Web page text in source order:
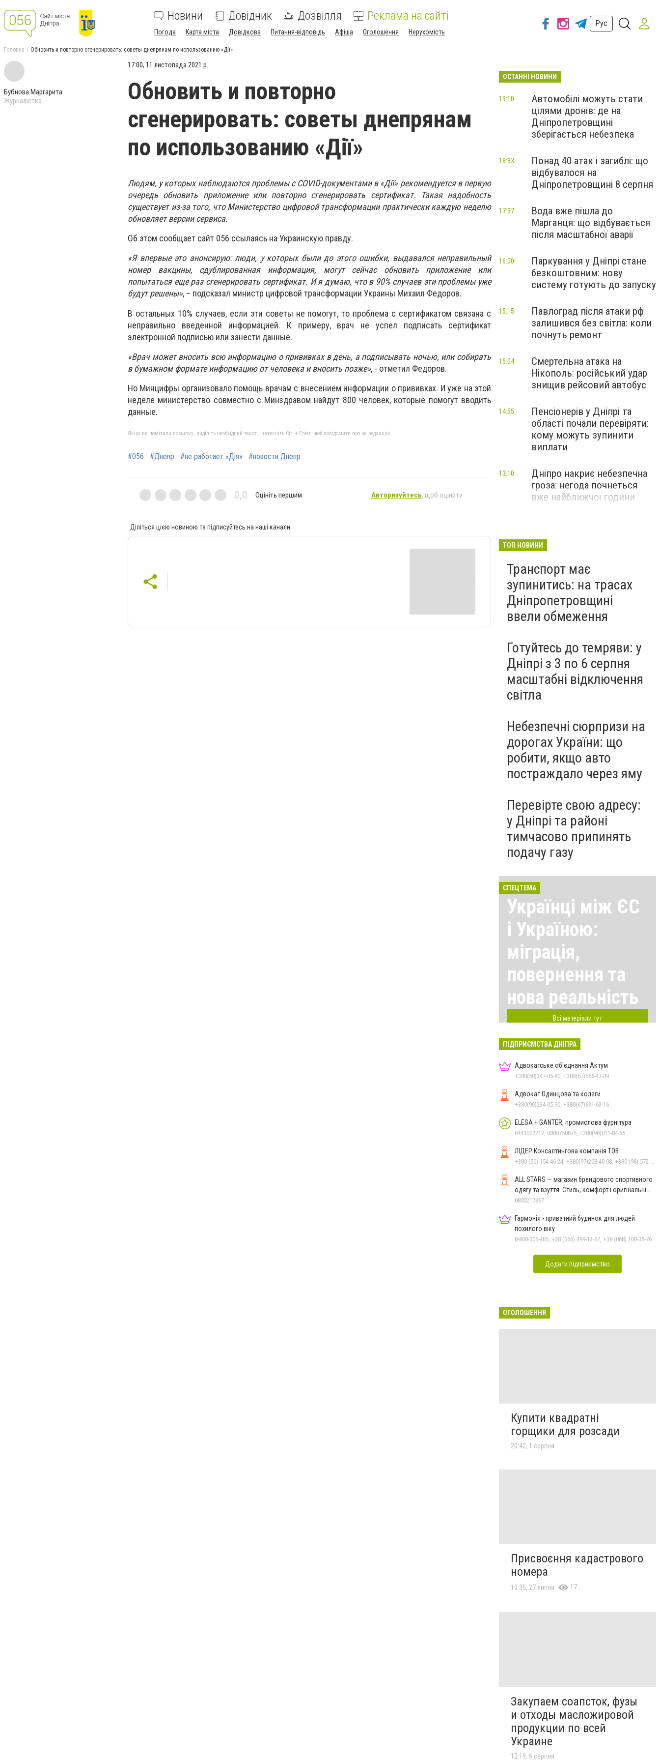
Новини Довідник Дозвілля Реклама на сайті
Погода Карта міста Довідкова Питання-відповідь Афіша Оголошення Нерухомість
Рус
Головна Обновить и повторно сгенерировать: советы днепрянам по использованию «Дії»
Бубнова Маргарита
Журналістка
17:00, 11 листопада 2021 р.
Обновить и повторно
сгенерировать: советы днепрянам
по использованию «Дії»
Людям, у которых наблюдаются проблемы с COVID-документами в «Дії» рекомендуется в первую
очередь обновить приложение или повторно сгенерировать сертификат. Такая надобность
существует из-за того, что Министерство цифровой трансформации практически каждую неделю
обновляет версии сервиса.
Об этом сообщает сайт 056 ссылаясь на Украинскую правду.
«Я впервые это анонсирую: люди, у которых были до этого ошибки, выдавался неправильный
номер вакцины, сдублированная информация, могут сейчас обновить приложение или
попытаться еще раз сгенерировать сертификат. И я думаю, что в 90% случаев эти проблемы уже
будут решены», – подсказал министр цифровой трансформации Украины Михаил Федоров.
В остальных 10% случаев, если эти советы не помогут, то проблема с сертификатом связана с
неправильно введенной информацией. К примеру, врач не успел подписать сертификат
электронной подписью или занести данные.
«Врач может вносить всю информацию о прививках в день, а подписывать ночью, или собирать
в бумажном формате информацию от человека и вносить позже», - отметил Федоров.
Но Минцифры организовало помощь врачам с внесением информации о прививках. И уже на этой
неделе министерство совместно с Минздравом найдут 800 человек, которые помогут вводить
данные.
Якщо ви помітили помилку, виділіть необхідний текст і натисніть Ctrl + Enter, щоб повідомити про це редакцію
#056 #Днепр #не работает «Дія» #новости Днепр
0,0 Оцініть першим Авторизуйтесь, щоб оцінити
Діліться цією новиною та підписуйтесь на наші канали
ОСТАННІ НОВИНИ
Автомобілі можуть стати
цілями дронів: де на
Дніпропетровщині
зберігається небезпека
19:10
Понад 40 атак і загиблі: що
відбувалося на
Дніпропетровщині 8 серпня
18:33
Вода вже пішла до
Марганця: що відбувається
після масштабної аварії
17:37
Паркування у Дніпрі стане
безкоштовним: нову
систему готують до запуску
16:00
Павлоград після атаки рф
залишився без світла: коли
почнуть ремонт
15:15
Смертельна атака на
Нікополь: російський удар
знищив рейсовий автобус
15:04
Пенсіонерів у Дніпрі та
області почали перевіряти:
кому можуть зупинити
виплати
14:55
Дніпро накриє небезпечна
гроза: негода почнеться
вже найближчої години
13:10
ТОП НОВИНИ
Транспорт має
зупинитись: на трасах
Дніпропетровщині
ввели обмеження
Готуйтесь до темряви: у
Дніпрі з 3 по 6 серпня
масштабні відключення
світла
Небезпечні сюрпризи на
дорогах України: що
робити, якщо авто
постраждало через яму
Перевірте свою адресу:
у Дніпрі та районі
тимчасово припинять
подачу газу
СПЕЦТЕМА
Українці між ЄС
і Україною:
міграція,
повернення та
нова реальність
Всі матеріали тут
ПІДПРИЄМСТВА ДНІПРА
Адвокатське об'єднання Актум
+380(50)347-05-80, +380(67)566-47-09
Адвокат Одинцова та колеги
+380(96)234-05-90, +380(67)631-63-16
ELESA + GANTER, промислова фурнітура
0443002212, 0800750875, +380(98)011-84-55
ЛІДЕР Консалтингова компанія ТОВ
ALL STARS — магазин брендового спортивного
одягу та взуття. Стиль, комфорт і оригінальні
моделі
0800217367
Гармонія - приватний будинок для людей
похилого віку
0-800-305-405, +38 (066) 499-13-67, +38 (068) 100-35-76
Додати підприємство
ОГОЛОШЕННЯ
Купити квадратні
горщики для розсади
20:42, 1 серпня
Присвоєння кадастрового
номера
10:35, 27 липня 17
Закупаем соапсток, фузы
и отходы масложировой
продукции по всей
Украине
12:19, 6 серпня